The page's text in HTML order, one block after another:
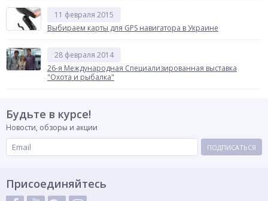
11 февраля 2015
Выбираем карты для GPS навигатора в Украине
28 февраля 2014
26-я Международная Специализированная выставка
"Охота и рыбалка"
Будьте в курсе!
Новости, обзоры и акции
ПОДПИСАТЬСЯ
Присоединяйтесь